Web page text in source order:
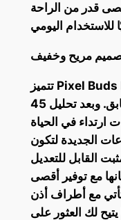
قدر من الراحة
مريح وخفيف
تتميز Pixel Buds Pro 2 بأنها أخف بنسبة 24%
وأصغر بنسبة 27% من الجيل السابق. وبعد تحليل 45
ارتداء في الحياة
الجديدة لتكون
القابل للتعديل
مع توفير أقصى
مع أطراف أذن
لك العثور على